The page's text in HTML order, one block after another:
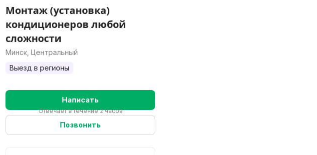
Монтаж (установка)
кондиционеров любой
сложности
Минск, Центральный
Выезд в регионы
Написать
Отвечает в течение 2 часов
Позвонить